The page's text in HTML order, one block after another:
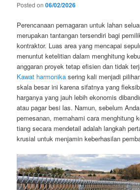
Posted on06/02/2026
Perencanaan pemagaran untuk lahan
merupakan tantangan tersendiri bagi
kontraktor. Luas area yang mencapai
menuntut ketelitian dalam menghitung
anggaran proyek tetap efisien dan tidak
Kawat harmonika sering kali menjadi
skala besar ini karena sifatnya yang
harganya yang jauh lebih ekonomis
atau pagar besi las. Namun, sebelum
pemesanan, memahami cara menghitung
tiang secara mendetail adalah langkah
krusial untuk menjamin keberhasilan